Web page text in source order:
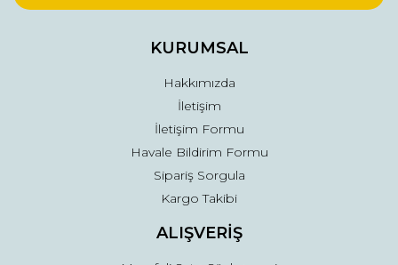
Ürün fiyatı diğer sitelerden daha pahalı.
Gönder
KURUMSAL
Hakkımızda
İletişim
İletişim Formu
Havale Bildirim Formu
Sipariş Sorgula
Kargo Takibi
ALIŞVERİŞ